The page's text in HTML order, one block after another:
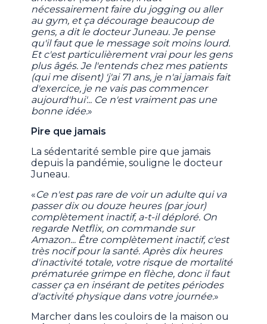
nécessairement faire du jogging ou aller
au gym, et ça décourage beaucoup de
gens, a dit le docteur Juneau. Je pense
qu'il faut que le message soit moins lourd.
Et c'est particulièrement vrai pour les gens
plus âgés. Je l'entends chez mes patients
(qui me disent) 'j'ai 71 ans, je n'ai jamais fait
d'exercice, je ne vais pas commencer
aujourd'hui'... Ce n'est vraiment pas une
bonne idée.»
Pire que jamais
La sédentarité semble pire que jamais
depuis la pandémie, souligne le docteur
Juneau.
«Ce n'est pas rare de voir un adulte qui va
passer dix ou douze heures (par jour)
complètement inactif, a-t-il déploré. On
regarde Netflix, on commande sur
Amazon... Être complètement inactif, c'est
très nocif pour la santé. Après dix heures
d'inactivité totale, votre risque de mortalité
prématurée grimpe en flèche, donc il faut
casser ça en insérant de petites périodes
d'activité physique dans votre journée.»
Marcher dans les couloirs de la maison ou